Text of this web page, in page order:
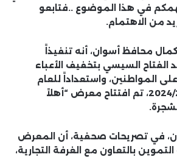
في هذا الموضوع ..فتابعو
من الاهتمام.
محافظ أسوان، أنه تنفيذاً
الفتاح السيسي بتخفيف الأعباء
المواطنين، واستعداداً للعام
الدراسي الجديد 2024/2025، تم افتتاح معرض “أهلاً
في تصريحات صحفية، أن المعرض
بالتعاون مع الغرفة التجارية،